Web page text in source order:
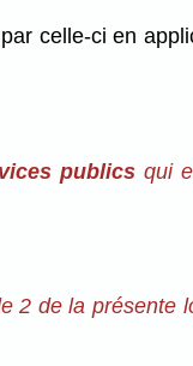
celle-ci en
publics qui
2 de la présente